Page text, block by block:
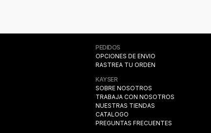
PEDIDOS
OPCIONES DE ENVIO
RASTREA TU ORDEN
KAYSER
SOBRE NOSOTROS
TRABAJA CON NOSOTROS
NUESTRAS TIENDAS
CATALOGO
PREGUNTAS FRECUENTES